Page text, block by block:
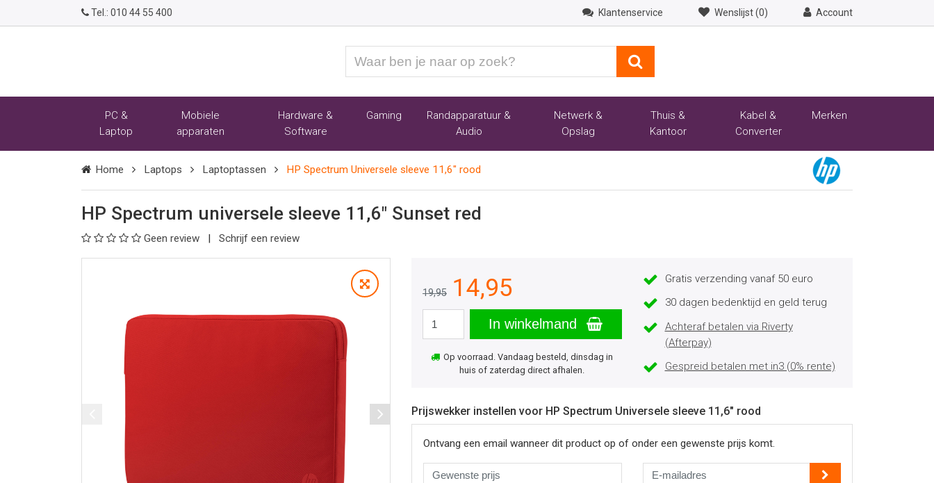
Tel.: 010 44 55 400 Klantenservice Wenslijst (0) Account
ben
naar
PC &
Laptop
Mobiele
apparaten
Hardware &
Software
Gaming
Randapparatuur &
Audio
Netwerk &
Opslag
Thuis &
Kantoor
Kabel &
Converter
Merken
Home Laptops Laptoptassen HP Spectrum Universele sleeve 11,6" rood
HP Spectrum universele sleeve 11,6" Sunset red
Geen review Schrijf een review
19,95 14,95
In winkelmand
Op voorraad. Vandaag besteld, dinsdag in
huis of zaterdag direct afhalen.
Gratis verzending vanaf 50 euro
30 dagen bedenktijd en geld terug
Achteraf betalen via Riverty
(Afterpay)
Gespreid betalen met in3 (0% rente)
Prijswekker instellen voor HP Spectrum Universele sleeve 11,6" rood
Ontvang een email wanneer dit product op of onder een gewenste prijs komt.